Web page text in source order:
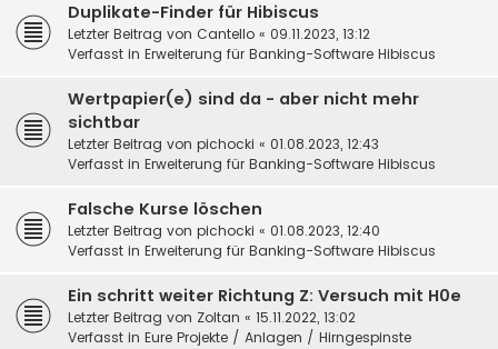
Duplikate-Finder für Hibiscus
Letzter Beitrag von Cantello « 09.11.2023, 13:12
Verfasst in Erweiterung für Banking-Software Hibiscus
Wertpapier(e) sind da - aber nicht mehr
sichtbar
Letzter Beitrag von pichocki « 01.08.2023, 12:43
Verfasst in Erweiterung für Banking-Software Hibiscus
Falsche Kurse löschen
Letzter Beitrag von pichocki « 01.08.2023, 12:40
Verfasst in Erweiterung für Banking-Software Hibiscus
Ein schritt weiter Richtung Z: Versuch mit H0e
Letzter Beitrag von Zoltan « 15.11.2022, 13:02
Verfasst in Eure Projekte / Anlagen / Hirngespinste